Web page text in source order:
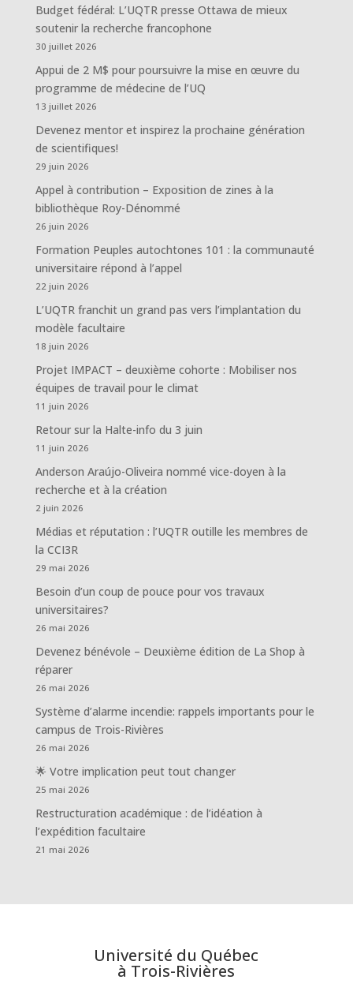
Budget fédéral: L’UQTR presse Ottawa de mieux
soutenir la recherche francophone
30 juillet 2026
Appui de 2 M$ pour poursuivre la mise en œuvre du
programme de médecine de l’UQ
13 juillet 2026
Devenez mentor et inspirez la prochaine génération
de scientifiques!
29 juin 2026
Appel à contribution – Exposition de zines à la
bibliothèque Roy-Dénommé
26 juin 2026
Formation Peuples autochtones 101 : la communauté
universitaire répond à l’appel
22 juin 2026
L’UQTR franchit un grand pas vers l’implantation du
modèle facultaire
18 juin 2026
Projet IMPACT – deuxième cohorte : Mobiliser nos
équipes de travail pour le climat
11 juin 2026
Retour sur la Halte-info du 3 juin
11 juin 2026
Anderson Araújo-Oliveira nommé vice-doyen à la
recherche et à la création
2 juin 2026
Médias et réputation : l’UQTR outille les membres de
la CCI3R
29 mai 2026
Besoin d’un coup de pouce pour vos travaux
universitaires?
26 mai 2026
Devenez bénévole – Deuxième édition de La Shop à
réparer
26 mai 2026
Système d’alarme incendie: rappels importants pour le
campus de Trois-Rivières
26 mai 2026
🌟 Votre implication peut tout changer
25 mai 2026
Restructuration académique : de l’idéation à
l’expédition facultaire
21 mai 2026
Université du Québec
à Trois-Rivières